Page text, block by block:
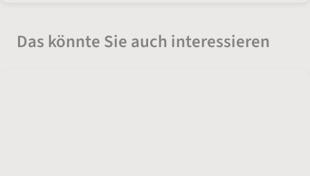
Das könnte Sie auch interessieren